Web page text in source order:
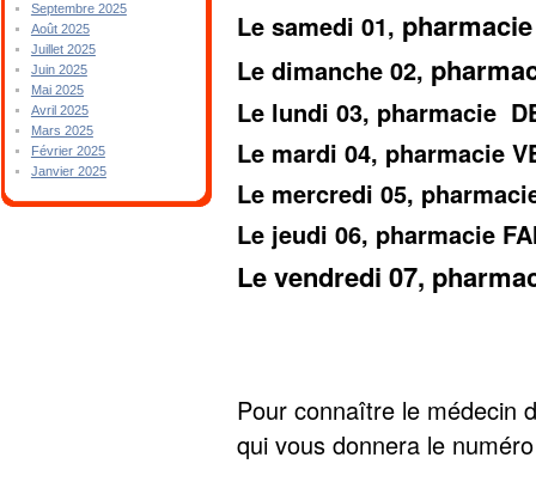
Septembre 2025
Août 2025
Juillet 2025
Juin 2025
Mai 2025
Avril 2025
Mars 2025
Février 2025
Janvier 2025
Le samedi 01,
Le dimanche 02,
Le lundi 03, pharmacie
Le mardi 04, pharmacie
Le mercredi 05,
Le jeudi 06, pharmacie
Le vendredi 07,
Pour connaître le médecin
qui vous donnera le